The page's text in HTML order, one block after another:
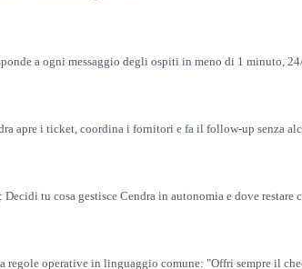
a ogni messaggio degli ospiti in meno di 1 minuto,
apre i ticket, coordina i fornitori e fa il follow-up senza
Decidi tu cosa gestisce Cendra in autonomia e dove
regole operative in linguaggio comune: "Offri sempre il